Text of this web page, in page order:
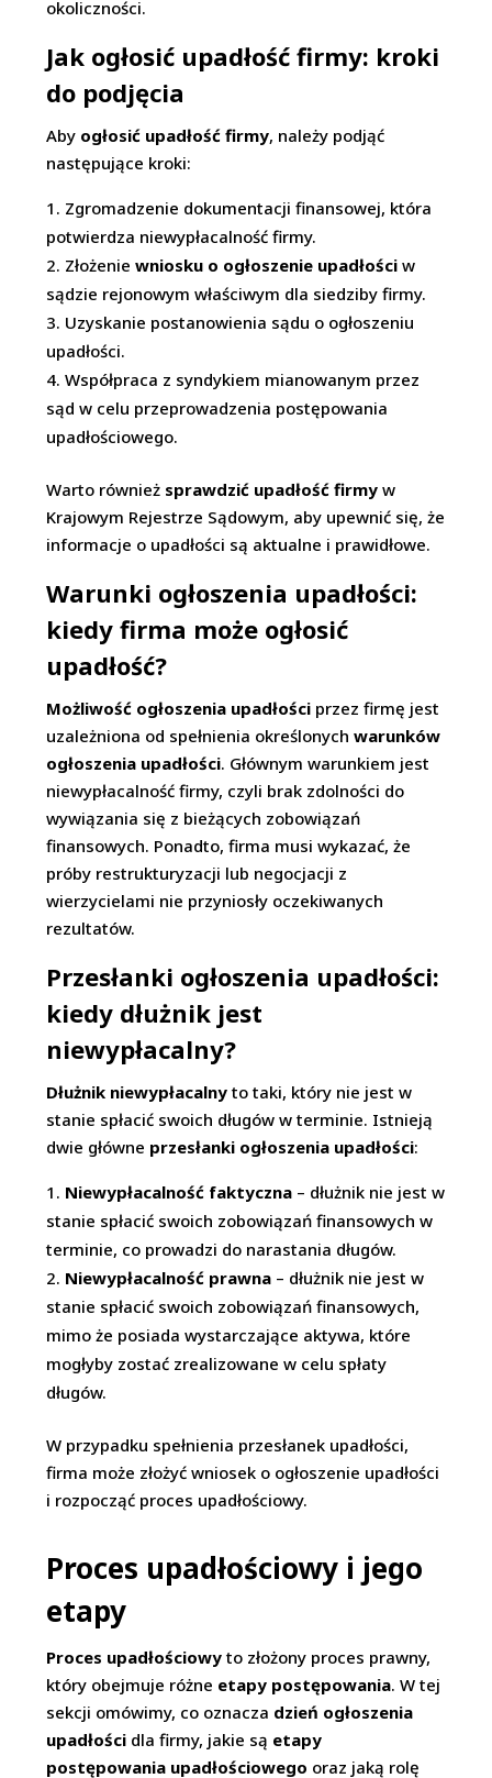
okoliczności.
Jak ogłosić upadłość firmy: kroki
do podjęcia
Aby ogłosić upadłość firmy, należy podjąć
następujące kroki:
Zgromadzenie dokumentacji finansowej, która
potwierdza niewypłacalność firmy.
Złożeniewniosku o ogłoszenie upadłości w
sądzie rejonowym właściwym dla siedziby firmy.
Uzyskanie postanowienia sądu o ogłoszeniu
upadłości.
Współpraca z syndykiem mianowanym przez
sąd w celu przeprowadzenia postępowania
upadłościowego.
Warto również sprawdzić upadłość firmy w
Krajowym Rejestrze Sądowym, aby upewnić się, że
informacje o upadłości są aktualne i prawidłowe.
Warunki ogłoszenia upadłości:
kiedy firma może ogłosić
upadłość?
Możliwość ogłoszenia upadłości przez firmę jest
uzależniona od spełnienia określonychwarunków
ogłoszenia upadłości. Głównym warunkiem jest
niewypłacalność firmy, czyli brak zdolności do
wywiązania się z bieżących zobowiązań
finansowych. Ponadto, firma musi wykazać, że
próby restrukturyzacji lub negocjacji z
wierzycielami nie przyniosły oczekiwanych
rezultatów.
Przesłanki ogłoszenia upadłości:
kiedy dłużnik jest
niewypłacalny?
Dłużnik niewypłacalny to taki, który nie jest w
stanie spłacić swoich długów w terminie. Istnieją
dwie główne przesłanki ogłoszenia upadłości:
Niewypłacalność faktyczna – dłużnik nie jest w
stanie spłacić swoich zobowiązań finansowych w
terminie, co prowadzi do narastania długów.
Niewypłacalność prawna – dłużnik nie jest w
stanie spłacić swoich zobowiązań finansowych,
mimo że posiada wystarczające aktywa, które
mogłyby zostać zrealizowane w celu spłaty
długów.
W przypadku spełnienia przesłanek upadłości,
firma może złożyć wniosek o ogłoszenie upadłości
i rozpocząć proces upadłościowy.
Proces upadłościowy i jego
etapy
Proces upadłościowy to złożony proces prawny,
który obejmuje różne etapy postępowania. W tej
sekcji omówimy, co oznacza dzień ogłoszenia
upadłości dla firmy, jakie są etapy
postępowania upadłościowego oraz jaką rolę